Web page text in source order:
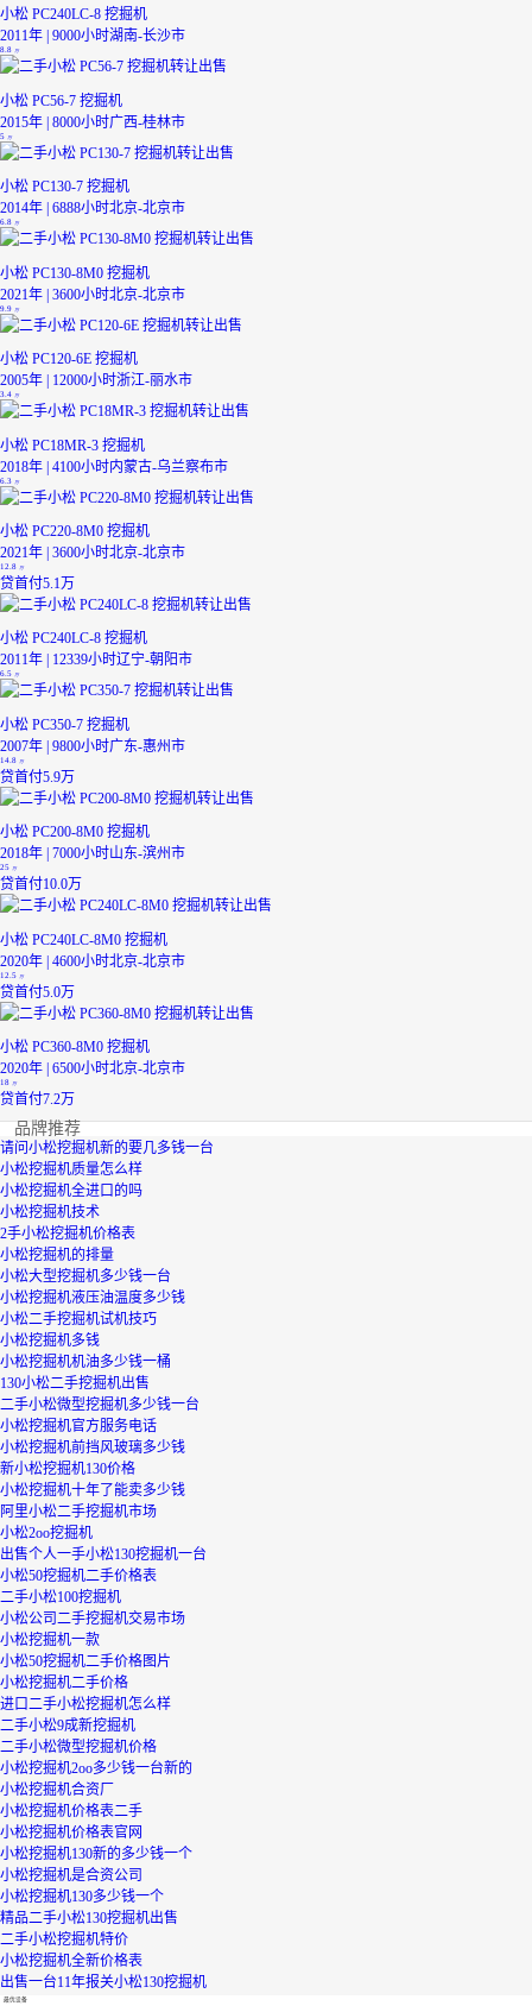
小松 PC240LC-8 挖掘机
2011年 | 9000小时湖南-长沙市
8.8 万
小松 PC56-7 挖掘机
2015年 | 8000小时广西-桂林市
5
小松 PC130-7 挖掘机
2014年 | 6888小时北京-北京市
6.8 万
小松 PC130-8M0 挖掘机
2021年 | 3600小时北京-北京市
9.9
小松 PC120-6E 挖掘机
2005年 | 12000小时浙江-丽水市
3.4 万
小松 PC18MR-3 挖掘机
2018年 | 4100小时内蒙古-乌兰察布市
6.3
小松 PC220-8M0 挖掘机
2021年 | 3600小时北京-北京市
12.8 万
贷首付5.1万
小松 PC240LC-8 挖掘机
2011年 | 12339小时辽宁-朝阳市
6.5 万
小松 PC350-7 挖掘机
2007年 | 9800小时广东-惠州市
14.8 万
贷首付5.9万
小松 PC200-8M0 挖掘机
2018年 | 7000小时山东-滨州市
25 万
贷首付10.0万
小松 PC240LC-8M0 挖掘机
2020年 | 4600小时北京-北京市
12.5 万
贷首付5.0万
小松 PC360-8M0 挖掘机
2020年 | 6500小时北京-北京市
18 万
贷首付7.2万
品牌推荐
请问小松挖掘机新的要几多钱一台
小松挖掘机质量怎么样
小松挖掘机全进口的吗
小松挖掘机技术
2手小松挖掘机价格表
小松挖掘机的排量
小松大型挖掘机多少钱一台
小松挖掘机液压油温度多少钱
小松二手挖掘机试机技巧
小松挖掘机多钱
小松挖掘机机油多少钱一桶
130小松二手挖掘机出售
二手小松微型挖掘机多少钱一台
小松挖掘机官方服务电话
小松挖掘机前挡风玻璃多少钱
新小松挖掘机130价格
小松挖掘机十年了能卖多少钱
阿里小松二手挖掘机市场
小松2oo挖掘机
出售个人一手小松130挖掘机一台
小松50挖掘机二手价格表
二手小松100挖掘机
小松公司二手挖掘机交易市场
小松挖掘机一款
小松50挖掘机二手价格图片
小松挖掘机二手价格
进口二手小松挖掘机怎么样
二手小松9成新挖掘机
二手小松微型挖掘机价格
小松挖掘机2oo多少钱一台新的
小松挖掘机合资厂
小松挖掘机价格表二手
小松挖掘机价格表官网
小松挖掘机130新的多少钱一个
小松挖掘机是合资公司
小松挖掘机130多少钱一个
精品二手小松130挖掘机出售
二手小松挖掘机特价
小松挖掘机全新价格表
出售一台11年报关小松130挖掘机
最优设备